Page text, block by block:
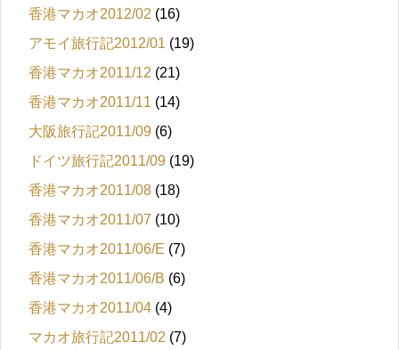
香港マカオ2012/02 (16)
アモイ旅行記2012/01 (19)
香港マカオ2011/12 (21)
香港マカオ2011/11 (14)
大阪旅行記2011/09 (6)
ドイツ旅行記2011/09 (19)
香港マカオ2011/08 (18)
香港マカオ2011/07 (10)
香港マカオ2011/06/E (7)
香港マカオ2011/06/B (6)
香港マカオ2011/04 (4)
マカオ旅行記2011/02 (7)